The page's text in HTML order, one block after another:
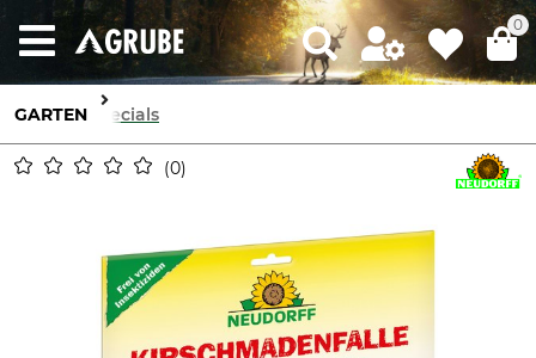
0
GARTEN Specials
0